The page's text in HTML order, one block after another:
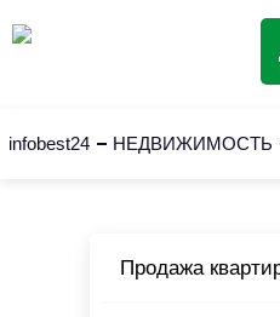
infobest24 НЕДВИЖИМОСТЬ
Продажа